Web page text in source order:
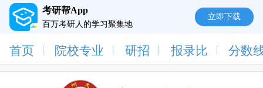
考研帮App
百万考研人的学习聚集地
立即下载
首页 院校专业 研招 报录比 分数